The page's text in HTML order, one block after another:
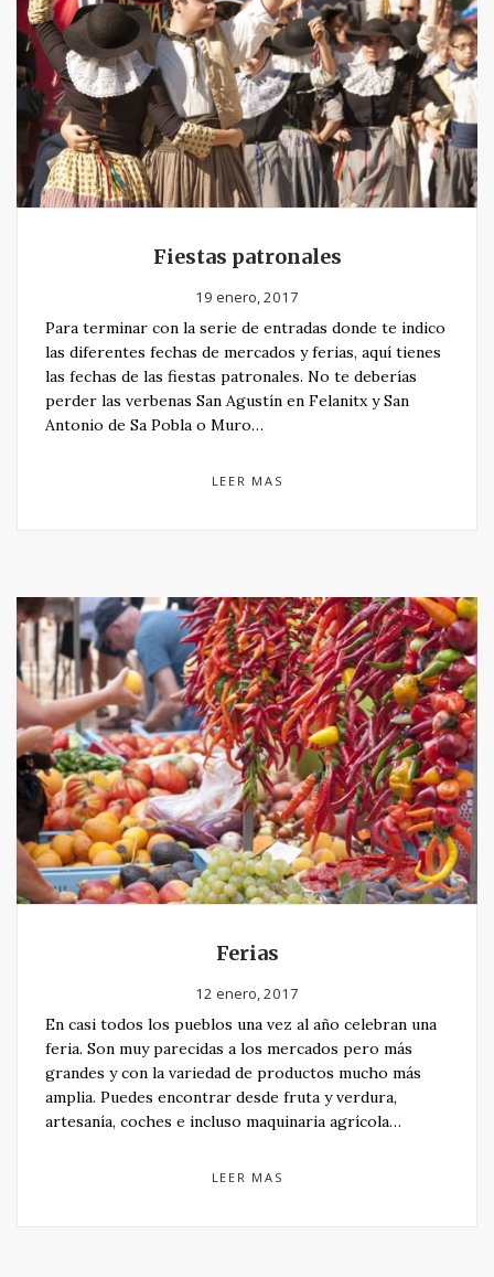
Fiestas patronales
19 enero, 2017
Para terminar con la serie de entradas donde te indico
las diferentes fechas de mercados y ferias, aquí tienes
las fechas de las fiestas patronales. No te deberías
perder las verbenas San Agustín en Felanitx y San
Antonio de Sa Pobla o Muro…
LEER MAS
Ferias
12 enero, 2017
En casi todos los pueblos una vez al año celebran una
feria. Son muy parecidas a los mercados pero más
grandes y con la variedad de productos mucho más
amplia. Puedes encontrar desde fruta y verdura,
artesanía, coches e incluso maquinaria agrícola…
LEER MAS